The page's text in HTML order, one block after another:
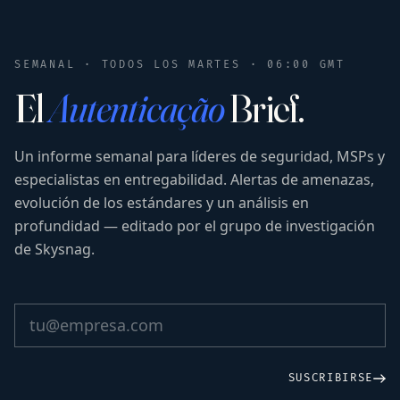
SEMANAL · TODOS LOS MARTES · 06:00 GMT
ElAutenticaçãoBrief.
Un informe semanal para líderes de seguridad, MSPs y
especialistas en entregabilidad. Alertas de amenazas,
evolución de los estándares y un análisis en
profundidad — editado por el grupo de investigación
de Skysnag.
SUSCRIBIRSE